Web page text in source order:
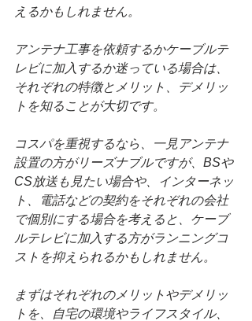
えるかもしれません。
アンテナ工事を依頼するかケーブルテ
レビに加入するか迷っている場合は、
それぞれの特徴とメリット、デメリッ
トを知ることが大切です。
コスパを重視するなら、一見アンテナ
設置の方がリーズナブルですが、BSや
CS放送も見たい場合や、インターネッ
ト、電話などの契約をそれぞれの会社
で個別にする場合を考えると、ケーブ
ルテレビに加入する方がランニングコ
ストを抑えられるかもしれません。
まずはそれぞれのメリットやデメリッ
トを、自宅の環境やライフスタイル、